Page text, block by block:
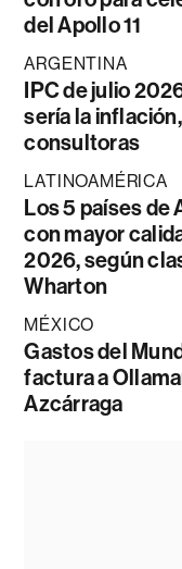
del Apollo 11
ARGENTINA
IPC de julio
sería la
consultoras
LATINOAMÉRICA
Los 5 países de
con mayor
2026, según
Wharton
MÉXICO
Gastos del
factura a
Azcárraga